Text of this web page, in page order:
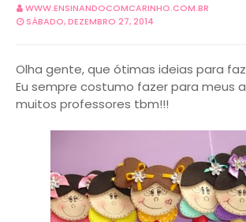
WWW.ENSINANDOCOMCARINHO.COM.BR
SÁBADO, DEZEMBRO 27, 2014
Olha gente, que ótimas ideias para
Eu sempre costumo fazer para meus
muitos professores tbm!!!